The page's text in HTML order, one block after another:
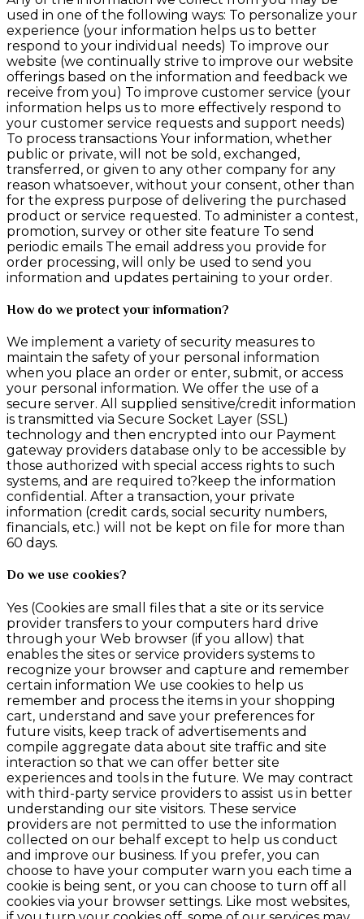
used in one of the following ways: To personalize your
experience (your information helps us to better
respond to your individual needs) To improve our
website (we continually strive to improve our website
offerings based on the information and feedback we
receive from you) To improve customer service (your
information helps us to more effectively respond to
your customer service requests and support needs)
To process transactions Your information, whether
public or private, will not be sold, exchanged,
transferred, or given to any other company for any
reason whatsoever, without your consent, other than
for the express purpose of delivering the purchased
product or service requested. To administer a contest,
promotion, survey or other site feature To send
periodic emails The email address you provide for
order processing, will only be used to send you
information and updates pertaining to your order.
How do we protect your information?
We implement a variety of security measures to
maintain the safety of your personal information
when you place an order or enter, submit, or access
your personal information. We offer the use of a
secure server. All supplied sensitive/credit information
is transmitted via Secure Socket Layer (SSL)
technology and then encrypted into our Payment
gateway providers database only to be accessible by
those authorized with special access rights to such
systems, and are required to?keep the information
confidential. After a transaction, your private
information (credit cards, social security numbers,
financials, etc.) will not be kept on file for more than
60 days.
Do we use cookies?
Yes (Cookies are small files that a site or its service
provider transfers to your computers hard drive
through your Web browser (if you allow) that
enables the sites or service providers systems to
recognize your browser and capture and remember
certain information We use cookies to help us
remember and process the items in your shopping
cart, understand and save your preferences for
future visits, keep track of advertisements and
compile aggregate data about site traffic and site
interaction so that we can offer better site
experiences and tools in the future. We may contract
with third-party service providers to assist us in better
understanding our site visitors. These service
providers are not permitted to use the information
collected on our behalf except to help us conduct
and improve our business. If you prefer, you can
choose to have your computer warn you each time a
cookie is being sent, or you can choose to turn off all
cookies via your browser settings. Like most websites,